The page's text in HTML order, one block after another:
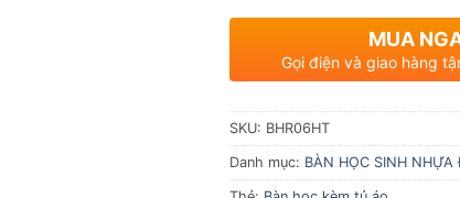
MUA
Gọi điện và giao hàng
SKU: BHR06HT
Danh mục: BÀN HỌC SINH NHỰA